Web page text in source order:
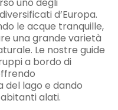
d’Europa.
le acque tranquille,
una grande varietà
Le nostre guide
a bordo di
del lago e dando
alati.